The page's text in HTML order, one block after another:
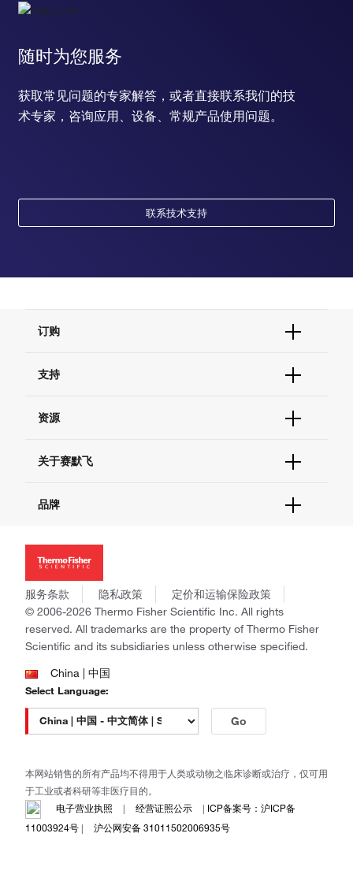
随时为您服务
获取常见问题的专家解答，或者直接联系我们的技
术专家，咨询应用、设备、常规产品使用问题。
联系技术支持
订购
订单支持
现货供应中心
支持
联系我们 - 400 820 8982
查找文件&证书
资源
促销
社交媒体
关于赛默飞
招聘
新闻
社会责任
商标
政策和通知
品牌
Applied Biosystems
Invitrogen
Gibco
Ion Torrent
Unity Lab Services
Patheon
PPD
服务条款 隐私政策
定价和运输保险政策
© 2006-2026 Thermo Fisher Scientific Inc. All rights
reserved. All trademarks are the property of Thermo Fisher
Scientific and its subsidiaries unless otherwise specified.
China | 中国
Select Language:
Go
本网站销售的所有产品均不得用于人类或动物之临床诊断或治疗，仅可用
于工业或者科研等非医疗目的。
电子营业执照
| 经营证照公示 | ICP备案号：沪ICP备
11003924号 | 沪公网安备 31011502006935号